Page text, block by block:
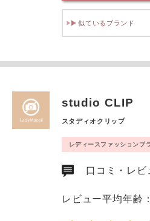
似ているブランド
studio CLIP
スタディオクリップ
レディースファッションブ
口コミ・レビ
レビュー平均年齢